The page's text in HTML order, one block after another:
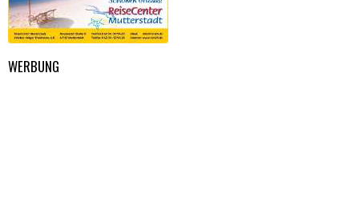
WERBUNG